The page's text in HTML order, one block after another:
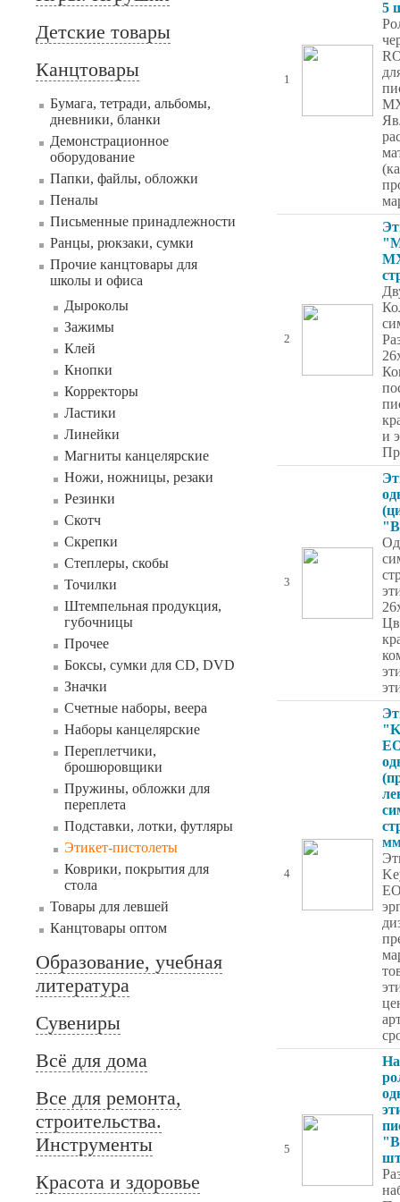
Детские товары
Канцтовары
Бумага, тетради, альбомы,
дневники, бланки
Демонстрационное
оборудование
Папки, файлы, обложки
Пеналы
Письменные принадлежности
Ранцы, рюкзаки, сумки
Прочие канцтовары для
школы и офиса
Дыроколы
Зажимы
Клей
Кнопки
Корректоры
Ластики
Линейки
Магниты канцелярские
Ножи, ножницы, резаки
Резинки
Скотч
Скрепки
Степлеры, скобы
Точилки
Штемпельная продукция,
губочницы
Прочее
Боксы, сумки для CD, DVD
Значки
Счетные наборы, веера
Наборы канцелярские
Переплетчики,
брошюровщики
Пружины, обложки для
переплета
Подставки, лотки, футляры
Этикет-пистолеты
Коврики, покрытия для
стола
Товары для левшей
Канцтовары оптом
Образование, учебная
литература
Сувениры
Всё для дома
Все для ремонта,
строительства.
Инструменты
Красота и здоровье
1
5
2
и
3
4
5